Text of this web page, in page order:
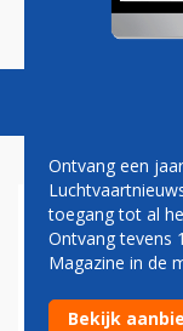
Magazine
DAVID
Ontvang een
toegang tot al
Ontvang tevens
Magazine in de
Bekijk